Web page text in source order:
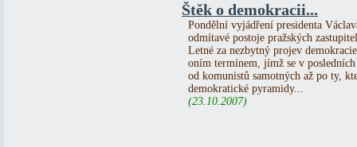
Štěk o demokracii...
Pondělní vyjádření presidenta
odmítavé postoje pražských
Letné za nezbytný projev
oním termínem, jímž se v
od komunistů samotných až po ty,
demokratické pyramidy...
(23.10.2007)